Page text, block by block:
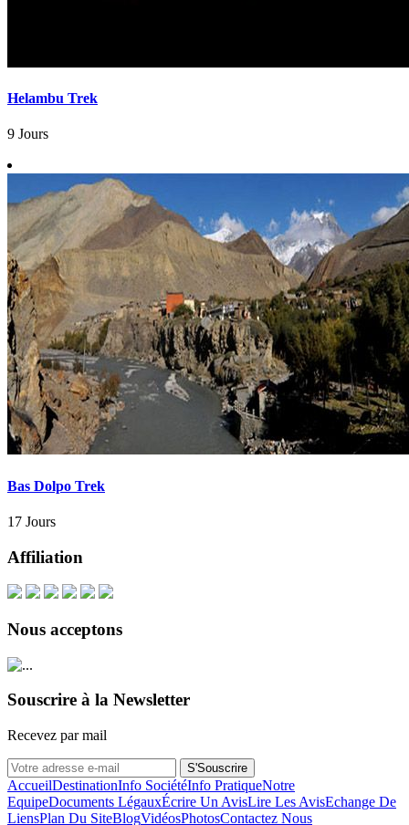
Helambu Trek
9 Jours
Bas Dolpo Trek
17 Jours
Affiliation
Nous acceptons
Souscrire à la Newsletter
Recevez par mail
S'Souscrire
AccueilDestinationInfo SociétéInfo PratiqueNotre
EquipeDocuments LégauxÉcrire Un AvisLire Les AvisEchange De
LiensPlan Du SiteBlogVidéosPhotosContactez Nous